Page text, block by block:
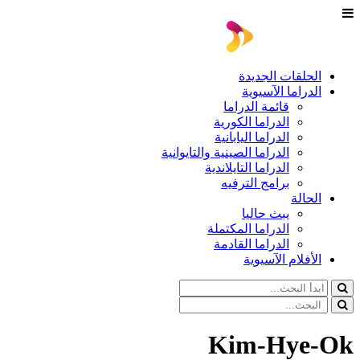
الحلقات الجديدة
الدراما الآسيوية
قائمة الدراما
الدراما الكورية
الدراما اليابانية
الدراما الصينية والتايوانية
الدراما التايلاندية
برامج الترفيه
الحالة
يبث حاليا
الدراما المكتملة
الدراما القادمة
الأفلام الآسيوية
Kim-Hye-Ok